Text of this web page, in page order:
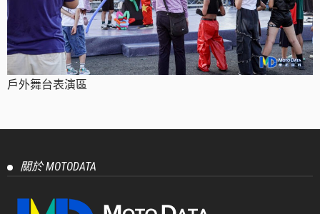
戶外舞台表演區
關於 MOTODATA